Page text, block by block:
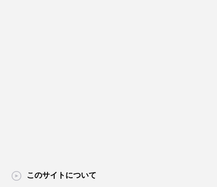
このサイトについて